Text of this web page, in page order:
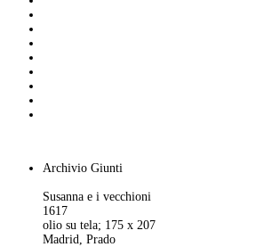
Archivio Giunti
Susanna e i vecchioni
1617
olio su tela; 175 x 207
Madrid, Prado